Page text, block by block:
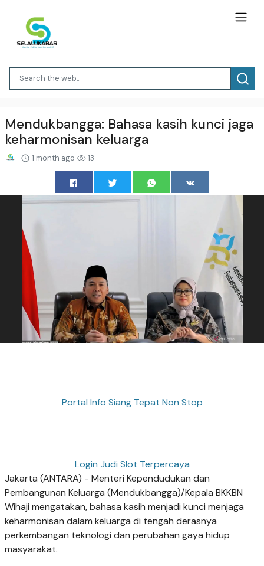
Mendukbangga: Bahasa kasih kunci jaga
keharmonisan keluarga
1 month ago 13
Portal Info Siang Tepat Non Stop
Login Judi Slot Terpercaya
Jakarta (ANTARA) - Menteri Kependudukan dan
Pembangunan Keluarga (Mendukbangga)/Kepala BKKBN
Wihaji mengatakan, bahasa kasih menjadi kunci menjaga
keharmonisan dalam keluarga di tengah derasnya
perkembangan teknologi dan perubahan gaya hidup
masyarakat.